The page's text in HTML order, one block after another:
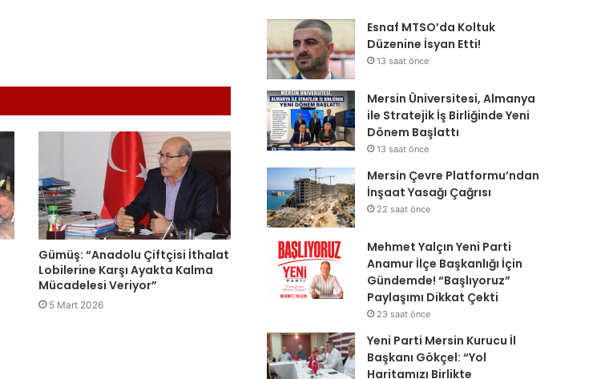
Gümüş: “Anadolu Çiftçisi İthalat
Lobilerine Karşı Ayakta Kalma
Mücadelesi Veriyor”
5 Mart 2026
Esnaf MTSO’da Koltuk
Düzenine İsyan Etti!
13 saat önce
Mersin Üniversitesi, Almanya
ile Stratejik İş Birliğinde Yeni
Dönem Başlattı
13 saat önce
Mersin Çevre Platformu’ndan
İnşaat Yasağı Çağrısı
22 saat önce
Mehmet Yalçın Yeni Parti
Anamur İlçe Başkanlığı İçin
Gündemde! “Başlıyoruz”
Paylaşımı Dikkat Çekti
23 saat önce
Yeni Parti Mersin Kurucu İl
Başkanı Gökçel: “Yol
Haritamızı Birlikte